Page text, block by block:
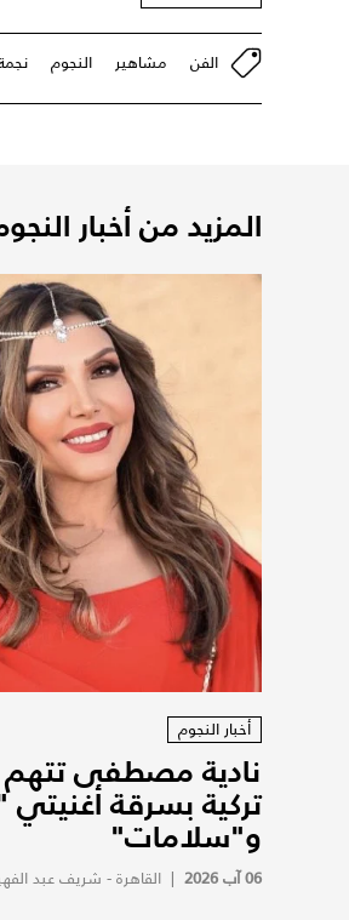
الفن مشاهير النجوم
المزيد من أخبار
أخبار النجوم
نادية مصطفى
تركية بسرقة أغنيتي
و"سلامات"
06 آب 2026 | القاهرة - شريف عبد